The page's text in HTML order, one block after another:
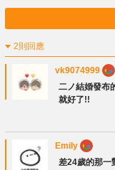
2則回應
vk9074999
二ノ結婚發布
就好了!!
Emily
差24歲的那